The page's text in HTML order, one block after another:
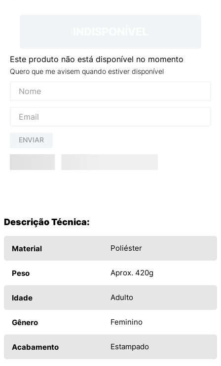
Este produto não está disponível no momento
Quero que me avisem quando estiver disponível
ENVIAR
Descrição Técnica:
Material Poliéster
Peso Aprox. 420g
Idade Adulto
Gênero Feminino
Acabamento Estampado